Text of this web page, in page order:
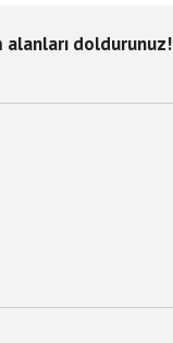
doldurunuz!